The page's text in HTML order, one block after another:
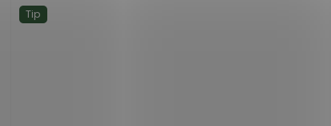
Tip